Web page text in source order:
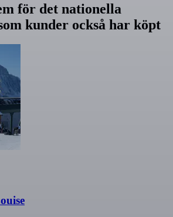
för det nationella
kunder också har köpt